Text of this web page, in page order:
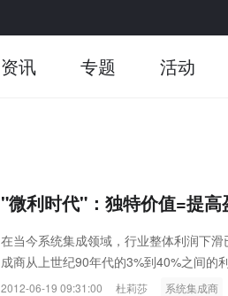
资讯 专题 活动
"微利时代"：独特价值=提高
在当今系统集成领域，行业整体利润下
成商从上世纪90年代的3%到40%之间的
目的利润甚至不到10%。加之市场上参与
2012-06-19 09:31:00 杜莉莎 系统集成商